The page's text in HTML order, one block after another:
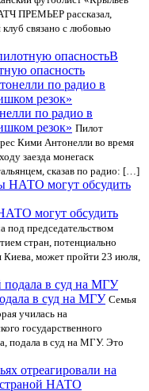
ПРЕМЬЕР рассказал,
связано с любовью
В
опасность
по радио в
резок» Пилот
Кими Антонелли во время
заезда монегаск
сказав по радио: […]
могут обсудить
под председательством
стран, потенциально
Киева, может пройти 23 июля,
в суд на МГУ Семья
училась на
государственного
подала в суд на МГУ. Это